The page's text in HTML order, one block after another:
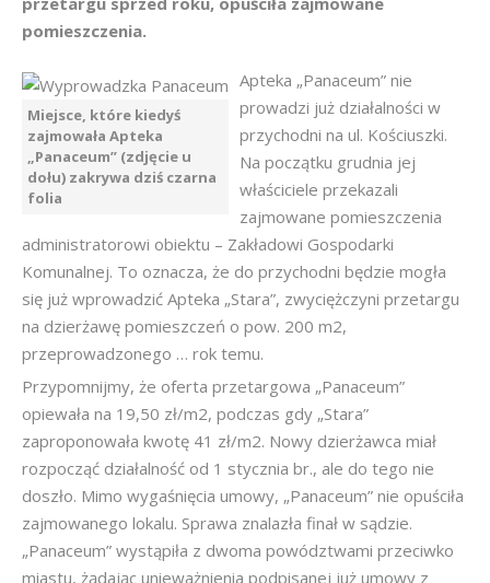
pomieszczenia.
Miejsce, które kiedyś
zajmowała Apteka
„Panaceum” (zdjęcie u
dołu) zakrywa dziś czarna
folia
Apteka „Panaceum” nie
prowadzi już działalności w
przychodni na ul. Kościuszki.
Na początku grudnia jej
właściciele przekazali
zajmowane pomieszczenia
administratorowi obiektu – Zakładowi Gospodarki
Komunalnej. To oznacza, że do przychodni będzie mogła
się już wprowadzić Apteka „Stara”, zwyciężczyni przetargu
na dzierżawę pomieszczeń o pow. 200 m2,
przeprowadzonego … rok temu.
Przypomnijmy, że oferta przetargowa „Panaceum”
opiewała na 19,50 zł/m2, podczas gdy „Stara”
zaproponowała kwotę 41 zł/m2. Nowy dzierżawca miał
rozpocząć działalność od 1 stycznia br., ale do tego nie
doszło. Mimo wygaśnięcia umowy, „Panaceum” nie opuściła
zajmowanego lokalu. Sprawa znalazła finał w sądzie.
„Panaceum” wystąpiła z dwoma powództwami przeciwko
miastu, żądając unieważnienia podpisanej już umowy z